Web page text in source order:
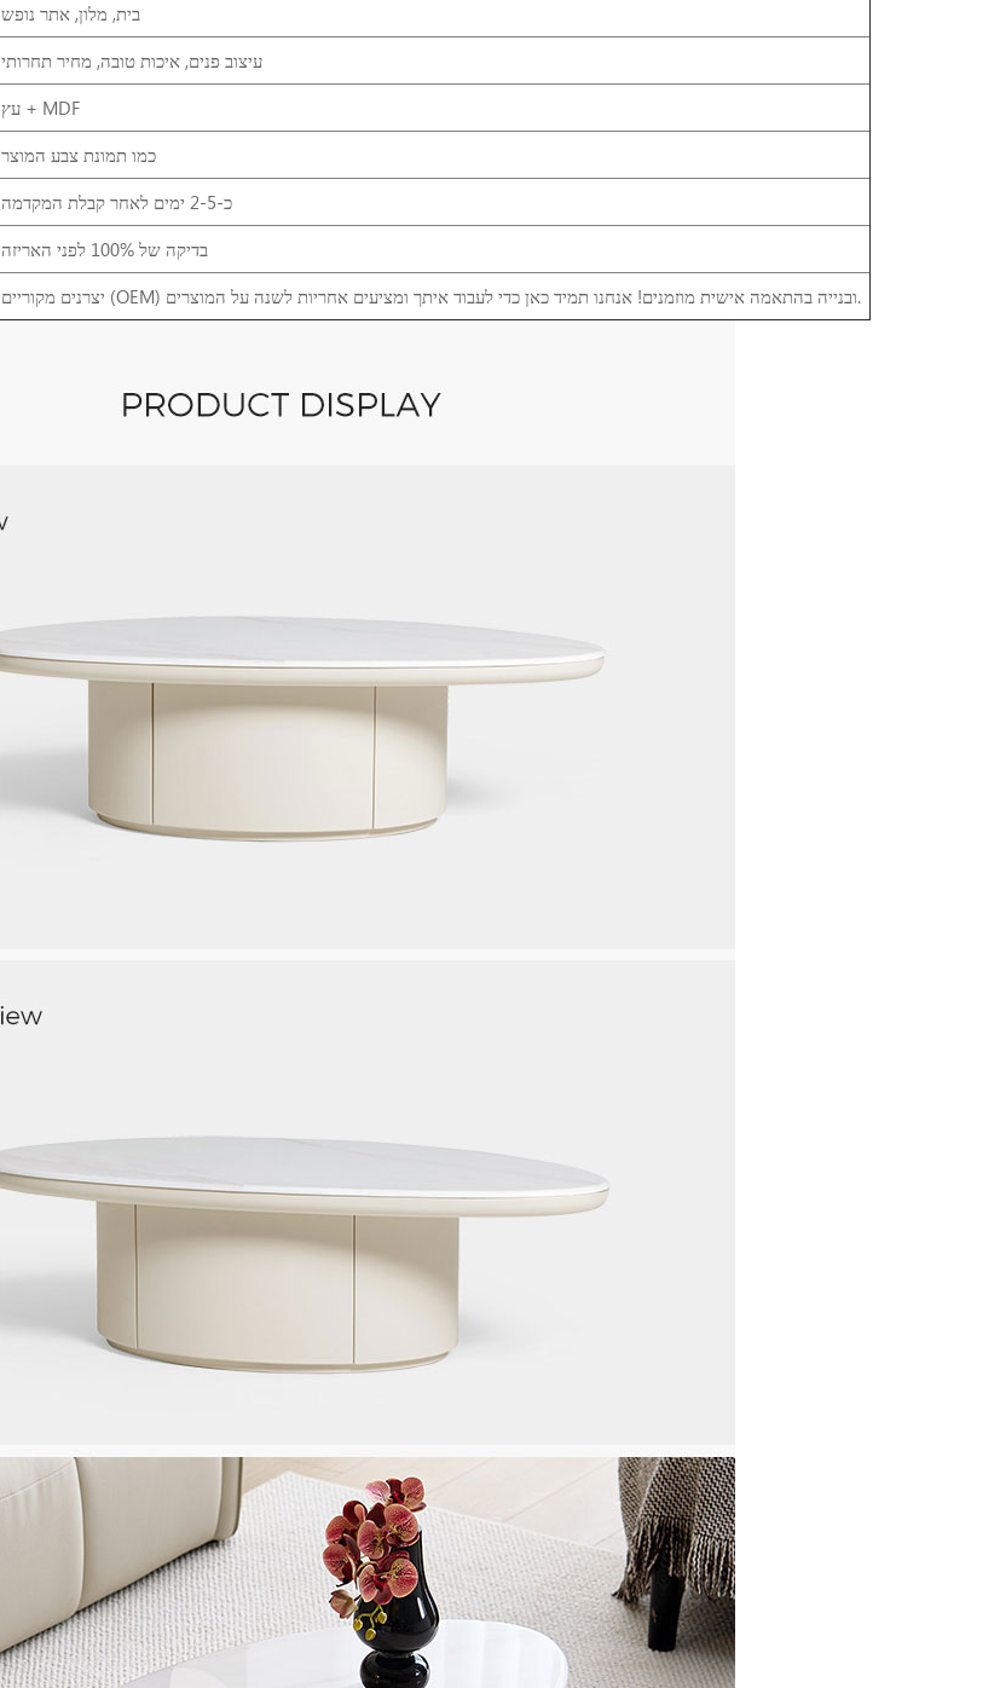
בית, מלון, אתר נופש
עיצוב פנים, איכות טובה, מחיר תחרותי
עץ + MDF
כמו תמונת צבע המוצר
כ-2-5 ימים לאחר קבלת המקדמה
בדיקה של 100% לפני האריזה
יצרנים מקוריים (OEM) ובנייה בהתאמה אישית מוזמנים! אנחנו תמיד כאן כדי לעבוד איתך ומציעים אחריות לשנה על המוצרים.